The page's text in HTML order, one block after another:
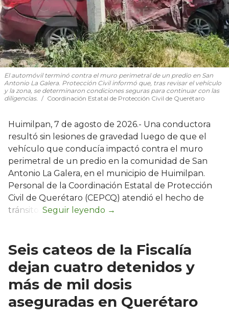
El automóvil terminó contra el muro perimetral de un predio en San
Antonio La Galera. Protección Civil informó que, tras revisar el vehículo
y la zona, se determinaron condiciones seguras para continuar con las
diligencias.
Coordinación Estatal de Protección Civil de Querétaro
Huimilpan, 7 de agosto de 2026.- Una conductora
resultó sin lesiones de gravedad luego de que el
vehículo que conducía impactó contra el muro
perimetral de un predio en la comunidad de San
Antonio La Galera, en el municipio de Huimilpan.
Personal de la Coordinación Estatal de Protección
Civil de Querétaro (CEPCQ) atendió el hecho de
tránsito.
Seis cateos de la Fiscalía
dejan cuatro detenidos y
más de mil dosis
aseguradas en Querétaro